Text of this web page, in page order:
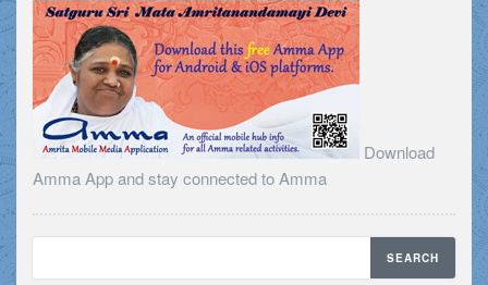
Download
Amma App and stay connected to Amma